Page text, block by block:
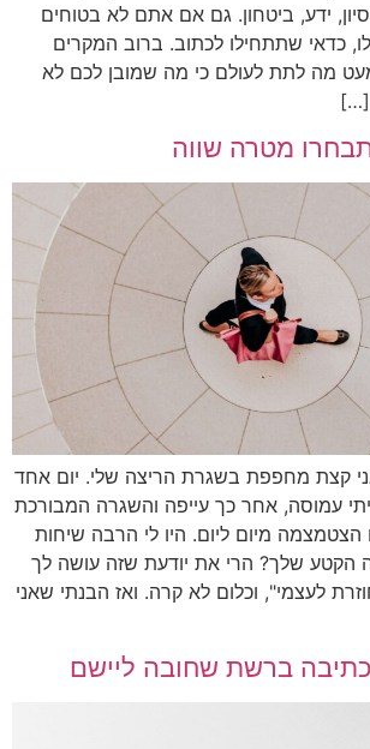
ידע, ביטחון. גם אם אתם לא בטוחים
כאלו, כדאי שתתחילו לכתוב. ברוב המקרים
מה לתת לעולם כי מה שמובן לכם לא
[…]
מטרה שווה
קצת מחפפת בשגרת הריצה שלי. יום אחד
עמוסה, אחר כך עייפה והשגרה המבורכת
מיום ליום. היו לי הרבה שיחות
הקטע שלך? הרי את יודעת שזה עושה לך
לעצמי", וכלום לא קרה. ואז הבנתי שאני